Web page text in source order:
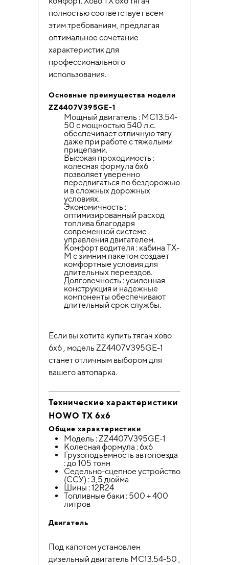
полностью соответствует всем
этим требованиям, предлагая
оптимальное сочетание
характеристик для
профессионального
использования.
Основные преимущества модели
ZZ4407V395GE-1
Мощный двигатель : MC13.54-
50 с мощностью 540 л.с.
обеспечивает отличную тягу
даже при работе с тяжелыми
прицепами.
Высокая проходимость :
колесная формула 6х6
позволяет уверенно
передвигаться по бездорожью
и в сложных дорожных
условиях.
Экономичность :
оптимизированный расход
топлива благодаря
современной системе
управления двигателем.
Комфорт водителя : кабина TX-
M с зимним пакетом создает
комфортные условия для
длительных переездов.
Долговечность : усиленная
конструкция и надежные
компоненты обеспечивают
длительный срок службы.
Если вы хотите купить тягач хово
6х6 , модель ZZ4407V395GE-1
станет отличным выбором для
вашего автопарка.
Технические характеристики
HOWO TX 6х6
Общие характеристики
Модель : ZZ4407V395GE-1
Колесная формула : 6х6
Грузоподъемность автопоезда
: до 105 тонн
Седельно-сцепное устройство
(ССУ) : 3,5 дюйма
Шины : 12R24
Топливные баки : 500 + 400
литров
Двигатель
Под капотом установлен
дизельный двигатель MC13.54-50 ,